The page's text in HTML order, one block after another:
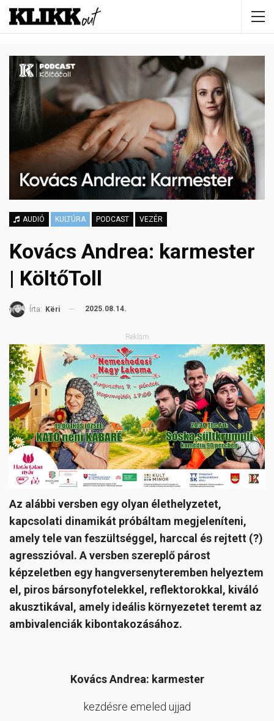
AUDIÓ KULTÚRA PODCAST VEZÉR
Kovács Andrea: karmester
| KöltőToll
Írta: Këri 2025.08.14.
Reklám
Az alábbi versben egy olyan élethelyzetet,
kapcsolati dinamikát próbáltam megjeleníteni,
amely tele van feszültséggel, harccal és rejtett (?)
agresszióval. A versben szereplő párost
képzeletben egy hangversenyteremben helyeztem
el, piros bársonyfotelekkel, reflektorokkal, kiváló
akusztikával, amely ideális környezetet teremt az
ambivalenciák kibontakozásához.
Kovács Andrea: karmester
kezdésre emeled ujjad